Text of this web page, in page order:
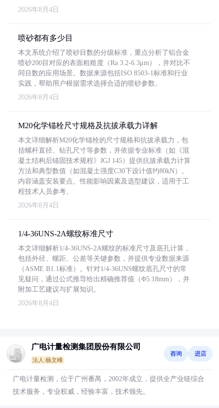
2026年8月4日
喷砂都有多少目
本文系统介绍了喷砂目数的分级标准，重点分析了铝合金
喷砂200目对应的表面粗糙度（Ra 3.2-6.3μm），并对比不
同目数的应用场景。数据来源包括ISO 8503-1标准和行业
实践，帮助用户根据需求选择合适的喷砂参数。
2026年8月4日
M20化学锚栓尺寸规格及抗拔承载力详解
本文详细解析M20化学锚栓的尺寸规格和抗拔承载力，包
括螺杆直径、钻孔尺寸等参数，并依据专业标准（如《混
凝土结构后锚固技术规程》JGJ 145）提供抗拔承载力计算
方法和典型数值（如混凝土强度C30下设计值约80kN）。
内容涵盖安装要点、性能影响因素及选型建议，适用于工
程技术人员参考。
2026年8月4日
1/4-36UNS-2A螺纹标准尺寸
本文详细解析1/4-36UNS-2A螺纹的标准尺寸及底孔计算，
包括外径、螺距、公差等关键参数，并提供专业数据来源
（ASME B1.1标准）。针对1/4-36UNS螺纹底孔尺寸的常
见疑问，通过公式推导给出精确推荐值（Φ5.18mm），并
附加工艺建议与扩展知识。
2026年8月4日
广电计量检测集团股份有限公司
法人:杨文峰
咨询 进店
广电计量检测，位于广州番禺，2002年成立，提供全产业链综合
技术服务，专业权威，经验丰富，技术领先。